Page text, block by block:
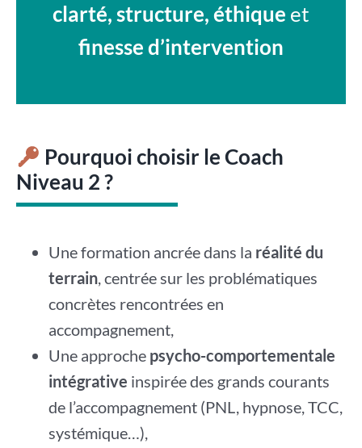
clarté, structure, éthique et
finesse d’intervention
Pourquoi choisir le Coach
Niveau 2 ?
Une formation ancrée dans la réalité du
terrain, centrée sur les problématiques
concrètes rencontrées en
accompagnement,
Une approche psycho-comportementale
intégrative inspirée des grands courants
de l’accompagnement (PNL, hypnose, TCC,
systémique…),